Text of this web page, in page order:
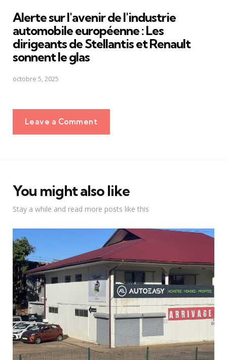
Alerte sur l'avenir de l'industrie
automobile européenne : Les
dirigeants de Stellantis et Renault
sonnent le glas
octobre 5, 2025
Leave a Comment
You might also like
Stay a while and read more posts like this